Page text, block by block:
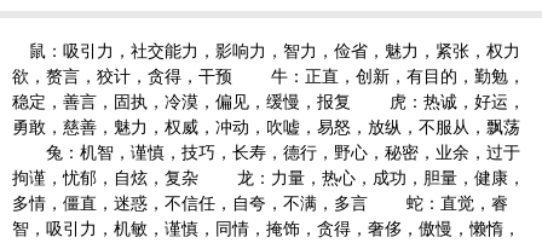
鼠：吸引力，社交能力，影响力，智力，俭省，魅力，紧张，权力
欲，赘言，狡计，贪得，干预 牛：正直，创新，有目的，勤勉，
稳定，善言，固执，冷漠，偏见，缓慢，报复 虎：热诚，好运，
勇敢，慈善，魅力，权威，冲动，吹嘘，易怒，放纵，不服从，飘荡
兔：机智，谨慎，技巧，长寿，德行，野心，秘密，业余，过于
拘谨，忧郁，自炫，复杂 龙：力量，热心，成功，胆量，健康，
多情，僵直，迷惑，不信任，自夸，不满，多言 蛇：直觉，睿
智，吸引力，机敏，谨慎，同情，掩饰，贪得，奢侈，傲慢，懒惰，